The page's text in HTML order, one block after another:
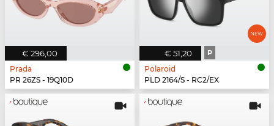
€ 296,00
Prada
PR 26ZS - 19Q10D
€ 51,20 P
Polaroid
PLD 2164/S - RC2/EX